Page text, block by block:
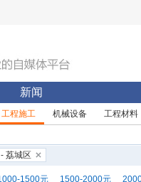
新闻
工程施工 机械设备 工程材料
荔城区
1500元 1500-2000元